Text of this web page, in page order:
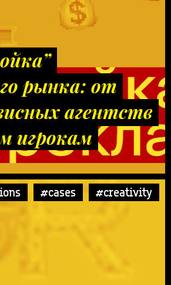
рынка: от
агентств
игрокам
#cases #creativity